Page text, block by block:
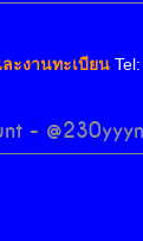
ะงานทะเบียน
-